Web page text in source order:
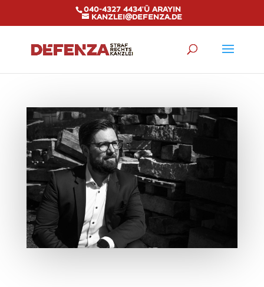
040-4327 4434'ü arayın
kanzlei@defenza.de